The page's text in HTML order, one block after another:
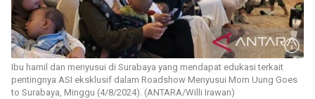
Ibu hamil dan menyusui di Surabaya yang mendapat edukasi terkait
pentingnya ASI eksklusif dalam Roadshow Menyusui Mom Uung Goes
to Surabaya, Minggu (4/8/2024). (ANTARA/Willi Irawan)